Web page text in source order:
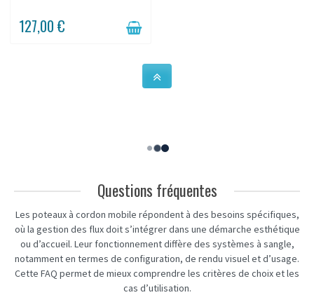
127,00 €
Questions fréquentes
Les poteaux à cordon mobile répondent à des besoins spécifiques,
où la gestion des flux doit s’intégrer dans une démarche esthétique
ou d’accueil. Leur fonctionnement diffère des systèmes à sangle,
notamment en termes de configuration, de rendu visuel et d’usage.
Cette FAQ permet de mieux comprendre les critères de choix et les
cas d’utilisation.